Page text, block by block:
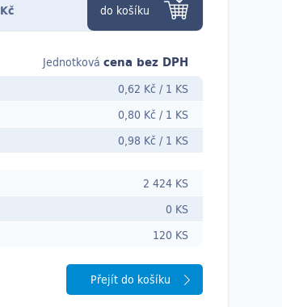
Kč do košíku
Jednotková cena bez DPH
0,62 Kč / 1 KS
0,80 Kč / 1 KS
0,98 Kč / 1 KS
2 424 KS
0 KS
120 KS
Přejít do košíku